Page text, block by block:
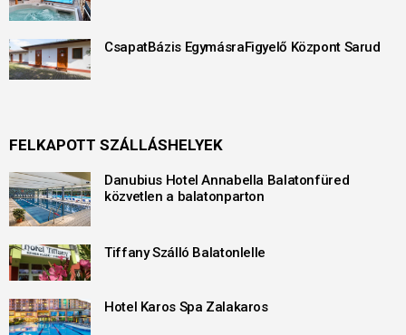
CsapatBázis EgymásraFigyelő Központ Sarud
FELKAPOTT SZÁLLÁSHELYEK
Danubius Hotel Annabella Balatonfüred
közvetlen a balatonparton
Tiffany Szálló Balatonlelle
Hotel Karos Spa Zalakaros